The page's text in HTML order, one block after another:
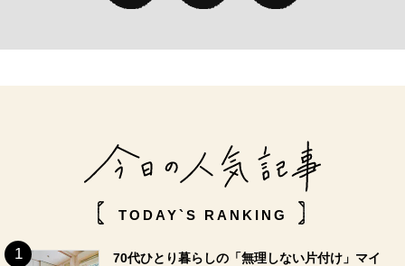
TODAY`S RANKING
70代ひとり暮らしの「無理しない片付け」マイ